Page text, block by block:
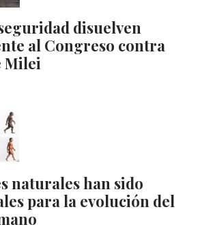
disuelven
al Congreso contra
Milei
naturales han sido
para la evolución del